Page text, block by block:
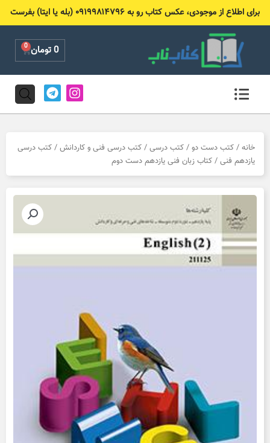
برای اطلاع از موجودی، عکس کتاب رو به ۰۹۱۹۹۸۱۴۷۹۶ (بله یا ایتا) بفرست
0تومان 0
Cart
I
n
s
g
a
T
e
l
r
m
خانه / کتب دست دو / کتب درسی / کتب درسی فنی و کاردانش / کتب درسی
یازدهم فنی / کتاب زبان فنی یازدهم دست دوم